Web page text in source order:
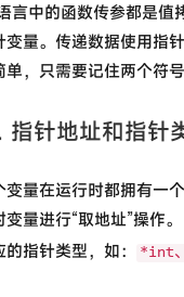
言中的函数传参都是值
变量。传递数据使用指
单，只需要记住两个符号
指针地址和指针
变量在运行时都拥有一
变量进行“取地址”操作
的指针类型，如：
*int